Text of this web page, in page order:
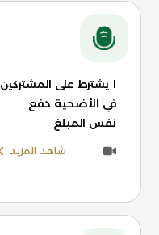
ا يشترط على المشتركين
في الأضحية دفع
نفس المبلغ
شاهد المزيد